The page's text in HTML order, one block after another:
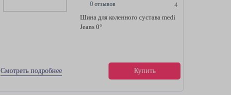
0 отзывов 4
Шина для коленного сустава medi
Jeans 0°
Смотреть подробнее Купить